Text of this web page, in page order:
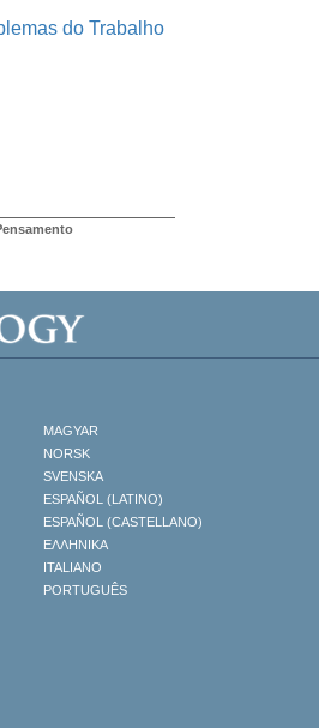
do Trabalho
MAGYAR
NORSK
SVENSKA
ESPAÑOL (LATINO)
ESPAÑOL (CASTELLANO)
ΕΛΛΗΝΙΚA
ITALIANO
PORTUGUÊS